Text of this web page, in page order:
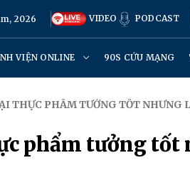
2026 VIDEO PODCAST
VIỆN ONLINE 90S CỨU MẠNG
THỰC PHẨM TƯỞNG TỐT NHƯNG
phẩm tưởng tốt